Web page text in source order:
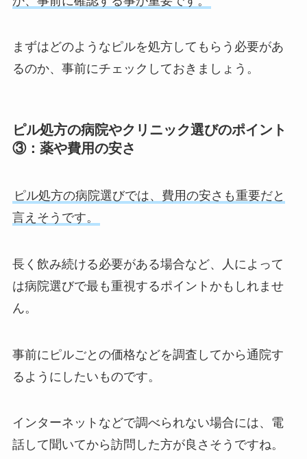
まずはどのようなピルを処方してもらう必要があ
るのか、事前にチェックしておきましょう。
ピル処方の病院やクリニック選びのポイント
③：薬や費用の安さ
ピル処方の病院選びでは、費用の安さも重要だと
言えそうです。
長く飲み続ける必要がある場合など、人によって
は病院選びで最も重視するポイントかもしれませ
ん。
事前にピルごとの価格などを調査してから通院す
るようにしたいものです。
インターネットなどで調べられない場合には、電
話して聞いてから訪問した方が良さそうですね。